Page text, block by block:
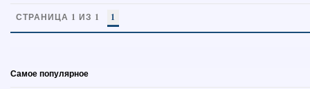
СТРАНИЦА 1 ИЗ 1 1
Самое популярное